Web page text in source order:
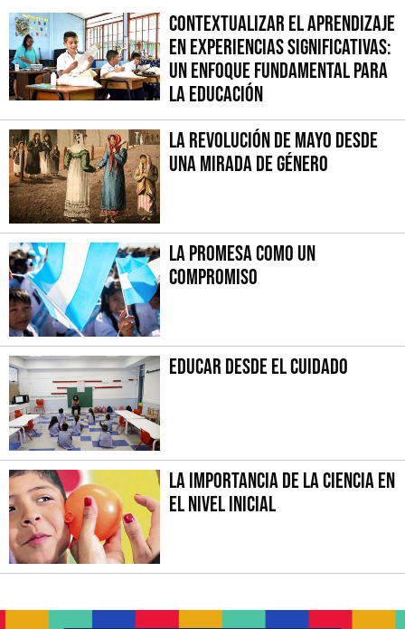
Contextualizar el Aprendizaje
en Experiencias Significativas:
Un Enfoque fundamental para
la Educación
La Revolución de Mayo desde
una mirada de género
La promesa como un
compromiso
Educar desde el cuidado
La importancia de la Ciencia en
el Nivel Inicial